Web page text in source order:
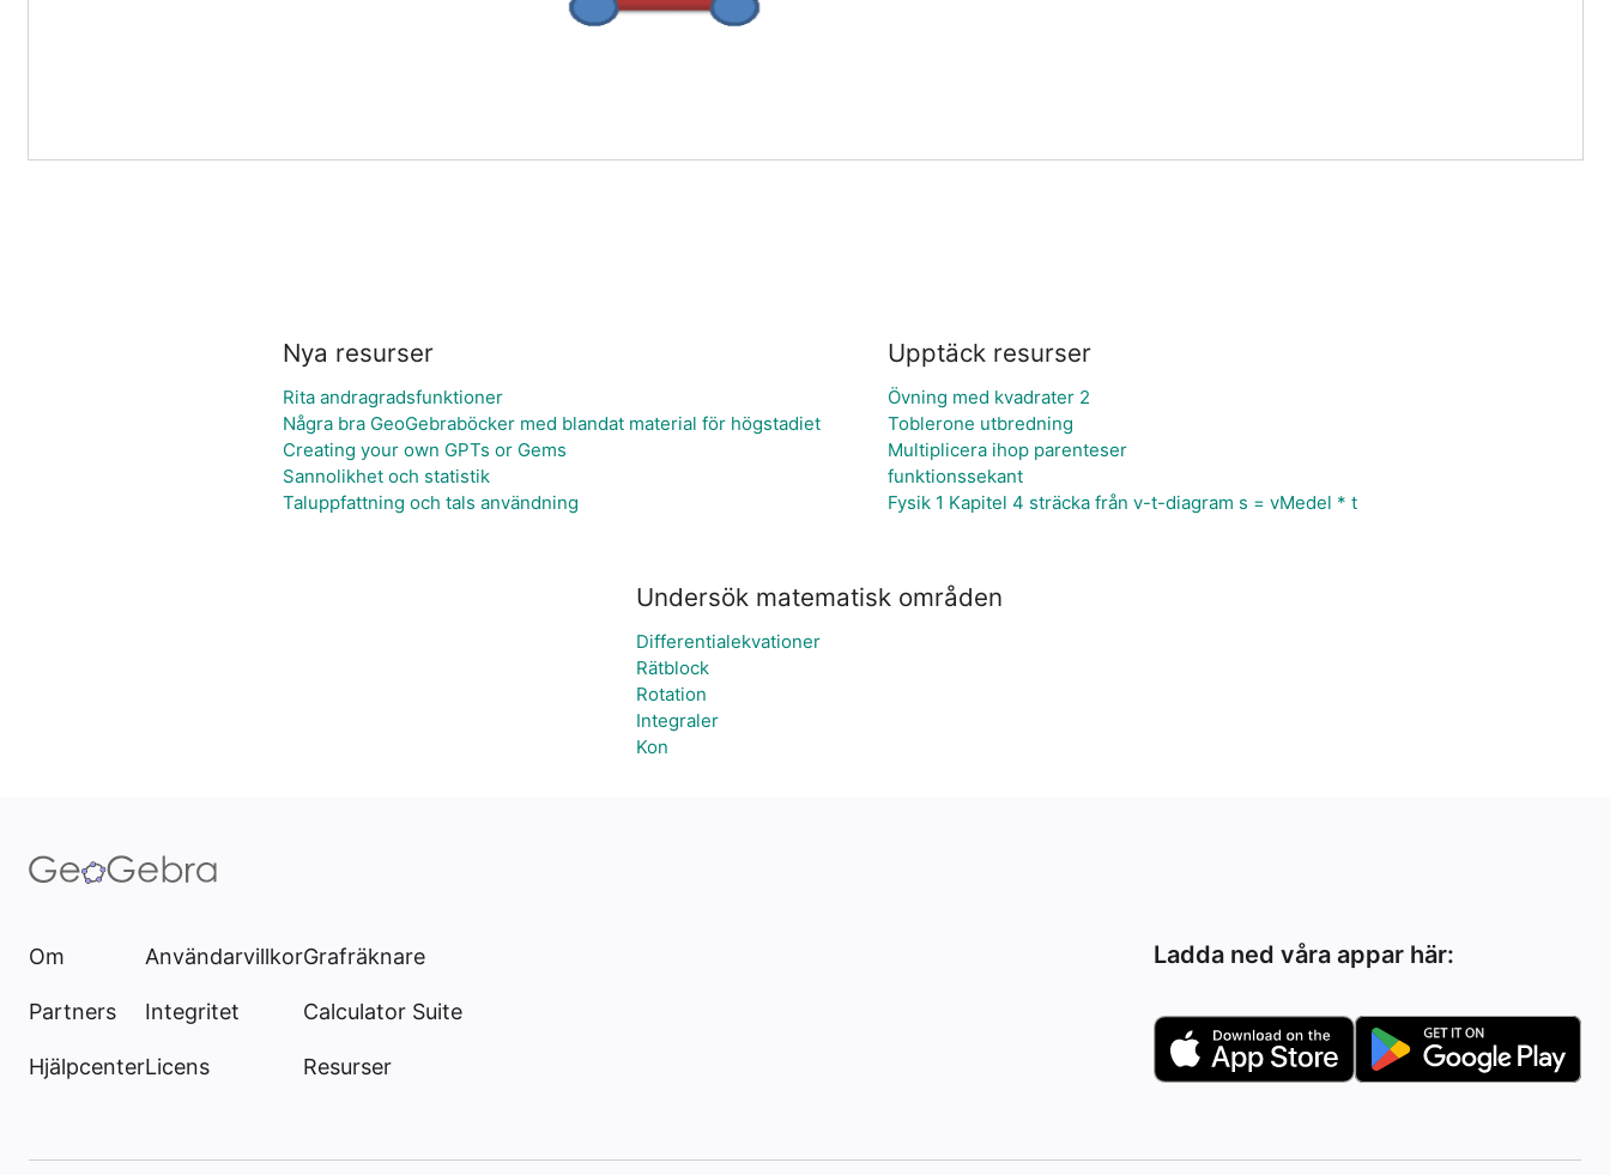
Nya resurser
Rita andragradsfunktioner
Några bra GeoGebraböcker med blandat material för högstadiet
Creating your own GPTs or Gems
Sannolikhet och statistik
Taluppfattning och tals användning
Upptäck resurser
Övning med kvadrater 2
Toblerone utbredning
Multiplicera ihop parenteser
funktionssekant
Fysik 1 Kapitel 4 sträcka från v-t-diagram s = vMedel * t
Undersök matematisk områden
Differentialekvationer
Rätblock
Rotation
Integraler
Kon
Om
Partners
Hjälpcenter
Användarvillkor
Integritet
Licens
Grafräknare
Calculator Suite
Resurser
Ladda ned våra appar här: